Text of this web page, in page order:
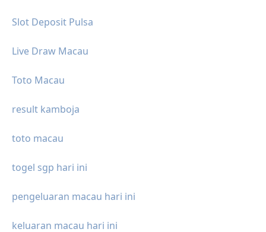
Slot Deposit Pulsa
Live Draw Macau
Toto Macau
result kamboja
toto macau
togel sgp hari ini
pengeluaran macau hari ini
keluaran macau hari ini